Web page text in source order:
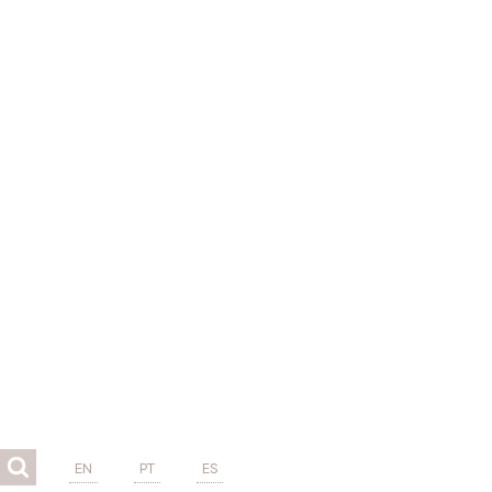
EN PT ES